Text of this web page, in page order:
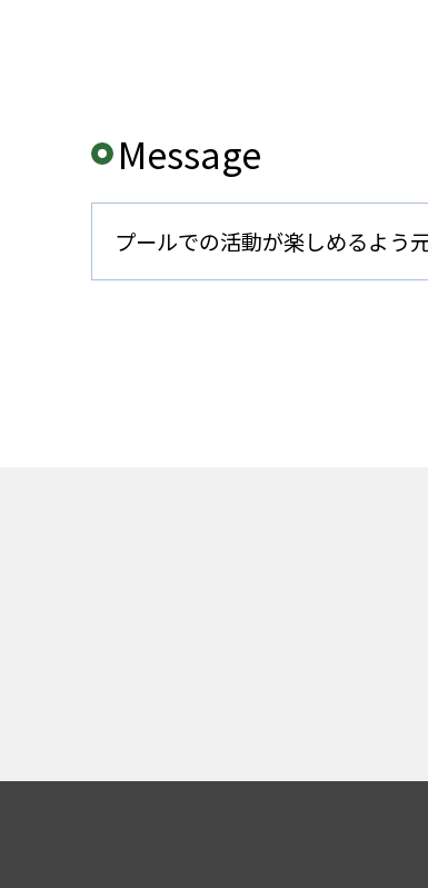
Message
プールでの活動が楽しめるよう